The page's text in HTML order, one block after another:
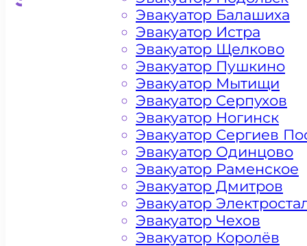
Эвакуатор Балашиха
Эвакуатор Истра
Эвакуатор Щелково
Эвакуатор Пушкино
Эвакуатор Мытищи
Эвакуатор Серпухов
Эвакуатор Ногинск
Эвакуатор Сергиев
Эвакуатор Одинцово
Эвакуатор Раменское
Эвакуатор Дмитров
Эвакуатор
Эвакуатор Чехов
Эвакуатор Королёв